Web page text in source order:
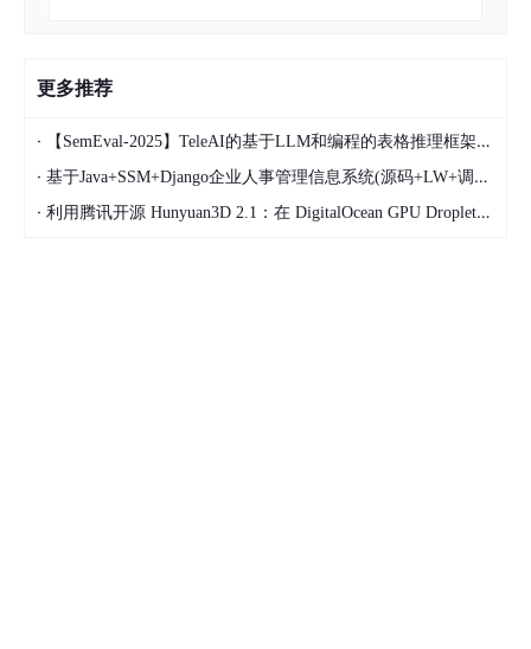
更多推荐
· 【SemEval-2025】TeleAI的基于LLM和编程的表格推理框架TableReasoner
· 基于Java+SSM+Django企业人事管理信息系统(源码+LW+调试文档+讲解等)/人事管理/企业管理/信息管理系统/人力资源管理/员工信息/人事信息系统/企业信息化/人力资源信息系统
· 利用腾讯开源 Hunyuan3D 2.1：在 DigitalOcean GPU Droplet 上快速搭建 3D 模型